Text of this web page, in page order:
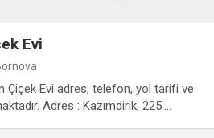
Evi
Çiçek Evi adres, telefon, yol tarifi ve
Adres : Kazımdirik, 225.…